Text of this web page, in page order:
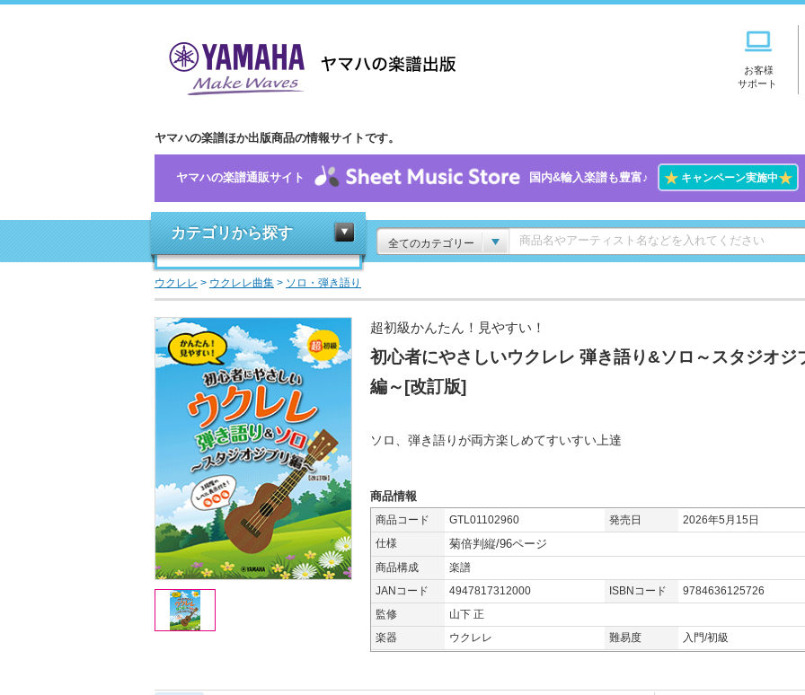
お客様
サポート
ヤマハの楽譜ほか出版商品の情報サイトです。
ヤマハの楽譜通販サイト 国内&輸入楽譜も豊富♪ ★キャンペーン実施中★
カテゴリから探す
全てのカテゴリー
ウクレレ > ウクレレ曲集 > ソロ・弾き語り
超初級かんたん！見やすい！
初心者にやさしいウクレレ 弾き語り&ソロ～スタジオジ
編～[改訂版]
ソロ、弾き語りが両方楽しめてすいすい上達
商品情報
商品コード GTL01102960 発売日
2026年5月15日
仕様
菊倍判縦/96ページ
商品構成
楽譜
JANコード
4947817312000 ISBNコード
9784636125726
監修
山下 正
楽器
ウクレレ 難易度 入門/初級